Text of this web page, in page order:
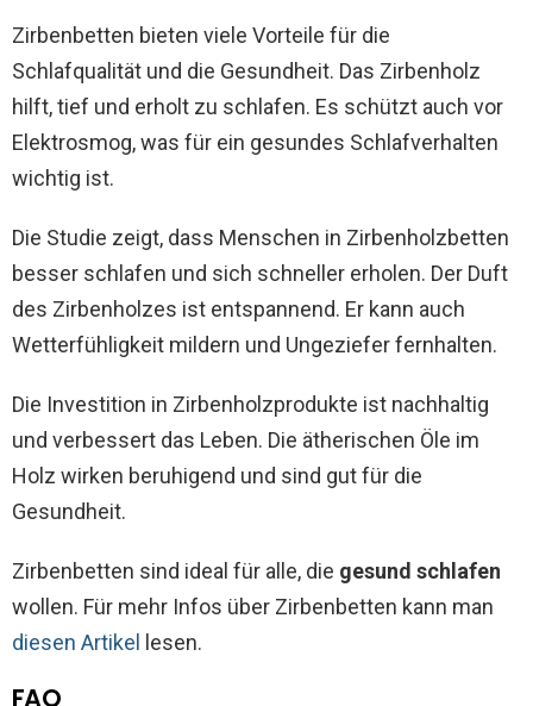
Zirbenbetten bieten viele Vorteile für die
Schlafqualität und die Gesundheit. Das Zirbenholz
hilft, tief und erholt zu schlafen. Es schützt auch vor
Elektrosmog, was für ein gesundes Schlafverhalten
wichtig ist.
Die Studie zeigt, dass Menschen in Zirbenholzbetten
besser schlafen und sich schneller erholen. Der Duft
des Zirbenholzes ist entspannend. Er kann auch
Wetterfühligkeit mildern und Ungeziefer fernhalten.
Die Investition in Zirbenholzprodukte ist nachhaltig
und verbessert das Leben. Die ätherischen Öle im
Holz wirken beruhigend und sind gut für die
Gesundheit.
Zirbenbetten sind ideal für alle, die gesund schlafen
wollen. Für mehr Infos über Zirbenbetten kann man
diesen Artikel
lesen.
FAQ